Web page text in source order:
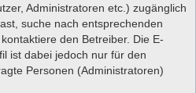
Administratoren etc.) zugänglich
suche nach entsprechenden
den Betreiber. Die E-
ist dabei jedoch nur für den
Personen (Administratoren)